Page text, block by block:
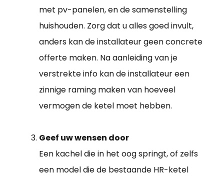
met pv-panelen, en de samenstelling
huishouden. Zorg dat u alles goed invult,
anders kan de installateur geen concrete
offerte maken. Na aanleiding van je
verstrekte info kan de installateur een
zinnige raming maken van hoeveel
vermogen de ketel moet hebben.
Geef uw wensen door
Een kachel die in het oog springt, of zelfs
een model die de bestaande HR-ketel